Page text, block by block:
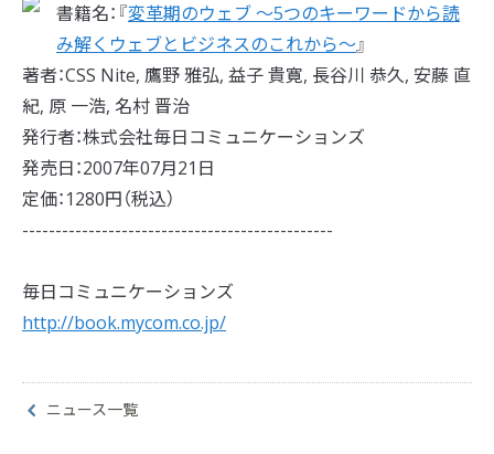
書籍名：『変革期のウェブ ～5つのキーワードから読
み解くウェブとビジネスのこれから～』
著者：CSS Nite, 鷹野 雅弘, 益子 貴寛, 長谷川 恭久, 安藤 直
紀, 原 一浩, 名村 晋治
発行者：株式会社毎日コミュニケーションズ
発売日：2007年07月21日
定価：1280円（税込）
-----------------------------------------------
毎日コミュニケーションズ
http://book.mycom.co.jp/
ニュース一覧